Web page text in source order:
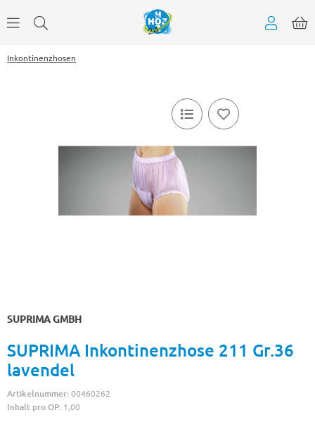
Inkontinenzhosen
SUPRIMA GMBH
SUPRIMA Inkontinenzhose 211 Gr.36
lavendel
Artikelnummer:00460262
Inhalt pro OP: 1,00